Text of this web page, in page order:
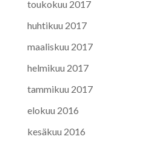
toukokuu 2017
huhtikuu 2017
maaliskuu 2017
helmikuu 2017
tammikuu 2017
elokuu 2016
kesäkuu 2016